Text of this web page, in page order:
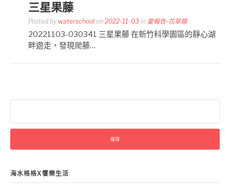
三星果藤
Posted by waterschool on 2022-11-03 in 愛報告-花草類
20221103-030341 三星果藤 在新竹科學園區的靜心湖
畔遊走，發現爬藤…
關
字:
海水格格X饗樂生活